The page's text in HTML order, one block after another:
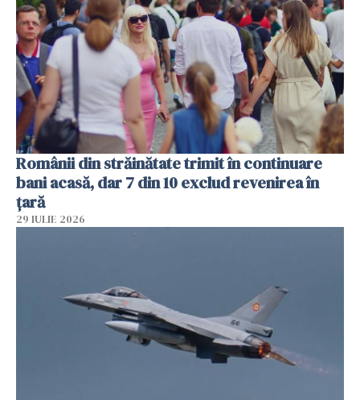
Românii din străinătate trimit în continuare
bani acasă, dar 7 din 10 exclud revenirea în
țară
29 IULIE 2026